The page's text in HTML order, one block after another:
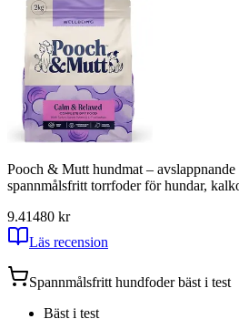
Pooch & Mutt hundmat – avslappnande
spannmålsfritt torrfoder för hundar,
9.41480 kr
Läs recension
Spannmålsfritt hundfoderbäst i test
Bäst i test